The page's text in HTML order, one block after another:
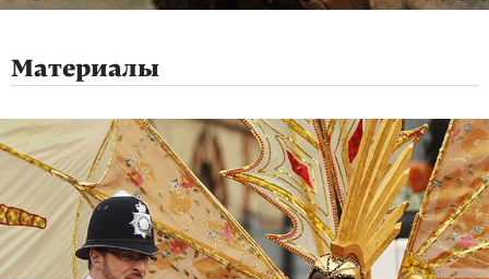
Материалы